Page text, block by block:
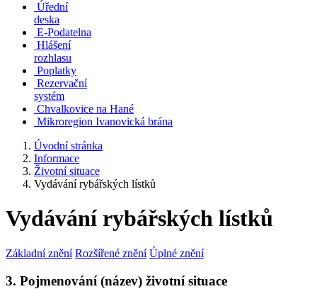
Úřední
deska
E-Podatelna
Hlášení
rozhlasu
Poplatky
Rezervační
systém
Chvalkovice na Hané
Mikroregion Ivanovická brána
Úvodní stránka
Informace
Životní situace
Vydávání rybářských lístků
Vydávání rybářských lístků
Základní znění Rozšířené znění Úplné znění
3. Pojmenování (název) životní situace